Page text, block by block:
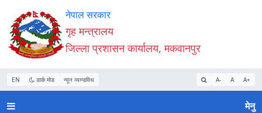
Accessibility
Mode
सुरु
गर्नुहोस्
सामाग्री
पढ्नुहाेस्
नेभिगेसन
पढ्नुहाेस्
वेबसाइट
खोजमा
जानुहोस्
नेपाल सरकार
गृह मन्त्रालय
जिल्ला प्रशासन कार्यालय, मकवानपुर
EN डार्क मोड न्यून व्यान्डविथ A- A A+
मेनु